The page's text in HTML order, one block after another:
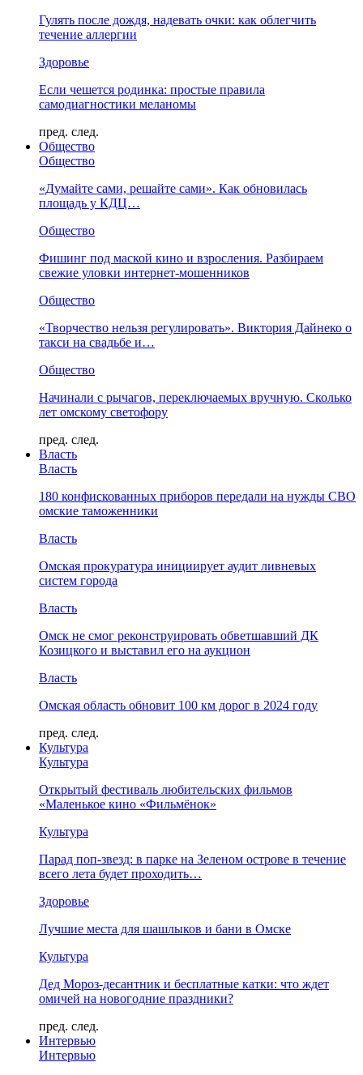
Гулять после дождя, надевать очки: как облегчить
течение аллергии
Здоровье
Если чешется родинка: простые правила
самодиагностики меланомы
пред. след.
Общество
Общество
«Думайте сами, решайте сами». Как обновилась
площадь у КДЦ…
Общество
Фишинг под маской кино и взросления. Разбираем
свежие уловки интернет-мошенников
Общество
«Творчество нельзя регулировать». Виктория Дайнеко о
такси на свадьбе и…
Общество
Начинали с рычагов, переключаемых вручную. Сколько
лет омскому светофору
пред. след.
Власть
Власть
180 конфискованных приборов передали на нужды СВО
омские таможенники
Власть
Омская прокуратура инициирует аудит ливневых
систем города
Власть
Омск не смог реконструировать обветшавший ДК
Козицкого и выставил его на аукцион
Власть
Омская область обновит 100 км дорог в 2024 году
пред. след.
Культура
Культура
Открытый фестиваль любительских фильмов
«Маленькое кино «Фильмёнок»
Культура
Парад поп-звезд: в парке на Зеленом острове в течение
всего лета будет проходить…
Здоровье
Лучшие места для шашлыков и бани в Омске
Культура
Дед Мороз-десантник и бесплатные катки: что ждет
омичей на новогодние праздники?
пред. след.
Интервью
Интервью